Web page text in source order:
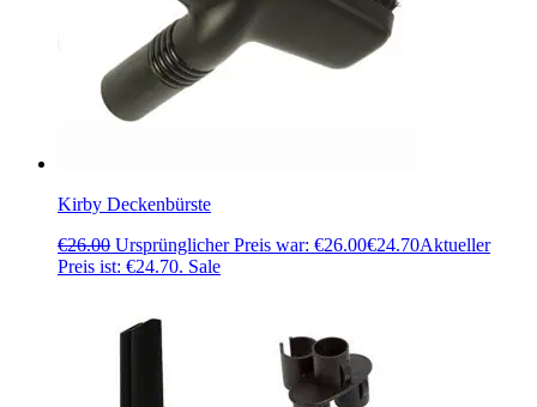
Kirby Deckenbürste
€26.00 Ursprünglicher Preis war: €26.00€24.70Aktueller
Preis ist: €24.70. Sale